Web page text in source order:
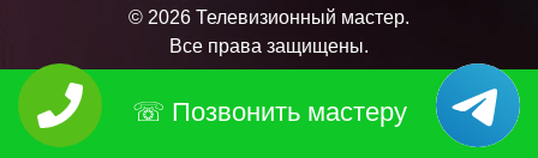
© 2026 Телевизионный мастер.
Все права защищены.
Контакты
Позвонить мастеру